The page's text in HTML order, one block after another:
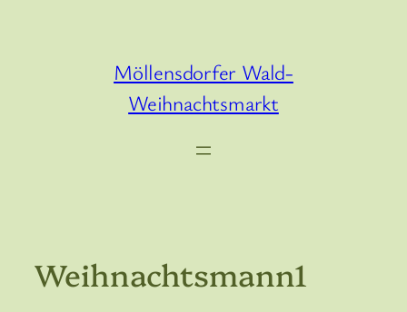
Möllensdorfer Wald-
Weihnachtsmarkt
Weihnachtsmann1